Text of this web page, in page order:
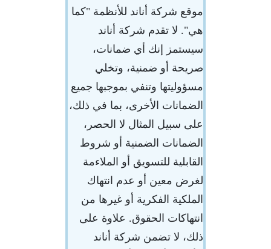
موقع شركة أناند للأنظمة "كما
هي". لا تقدم شركة أناند
سيستمز إنك أي ضمانات،
صريحة أو ضمنية، وتخلي
مسؤوليتها وتنفي بموجبها جميع
الضمانات الأخرى، بما في ذلك،
على سبيل المثال لا الحصر،
الضمانات الضمنية أو شروط
القابلية للتسويق أو الملاءمة
لغرض معين أو عدم انتهاك
الملكية الفكرية أو غيرها من
انتهاكات الحقوق. علاوة على
ذلك، لا تضمن شركة أناند